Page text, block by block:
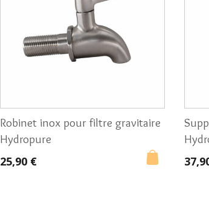
Robinet inox pour filtre gravitaire
Hydropure
25,90 €